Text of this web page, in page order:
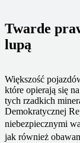
Twarde
lupą
Większość
które opierają się
tych rzadkich
Demokratycznej
niebezpiecznymi
jak również